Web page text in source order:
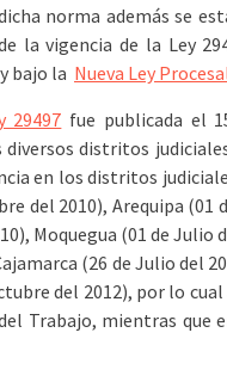
norma además se
la vigencia de la Ley
bajo la Nueva Ley
29497 fue publicada el
distritos
en los distritos
del 2010), Arequipa (01
Moquegua (01 de Julio
(26 de Julio del
del 2012), por lo
Trabajo, mientras que